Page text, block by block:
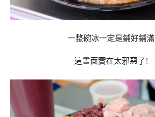
一整碗冰一定是鋪好鋪滿
這畫面實在太邪惡了!